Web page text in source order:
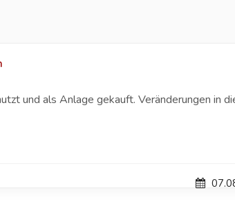
und als Anlage gekauft. Veränderungen in